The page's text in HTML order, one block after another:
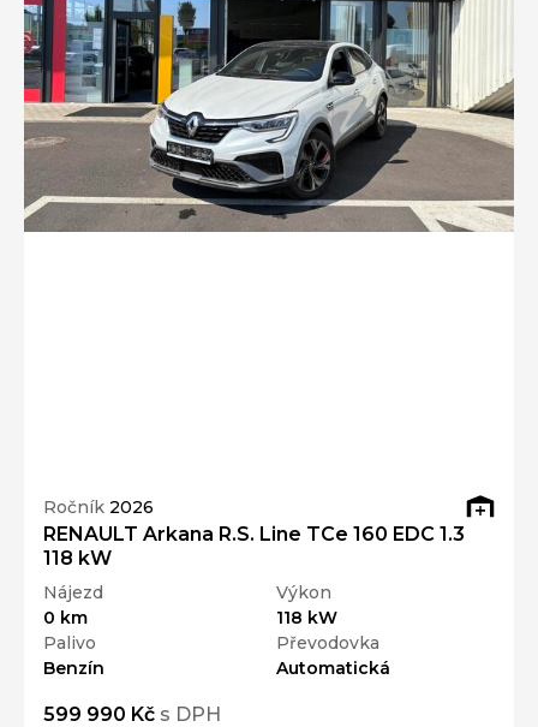
Ročník 2026
RENAULT Arkana R.S. Line TCe 160 EDC 1.3
118 kW
Nájezd
0 km
Výkon
118 kW
Palivo
Benzín
Převodovka
Automatická
599 990 Kč s DPH